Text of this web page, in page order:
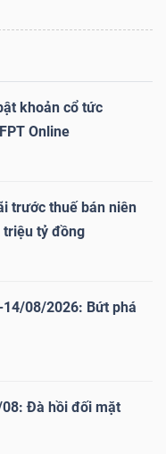
khoản cổ tức
Online
trước thuế bán niên
triệu tỷ đồng
08/2026: Bứt phá
Đà hồi đối mặt